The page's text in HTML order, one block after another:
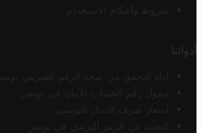
شروط وأحكام الاستخدام
أدواتنا
أداة التحقق من صحة الرقم الضريبي تونس
محول رقم الحساب الآيبان في تونس
أسعار صرف الدينار التونسي
البحث عن الرمز البريدي في تونس